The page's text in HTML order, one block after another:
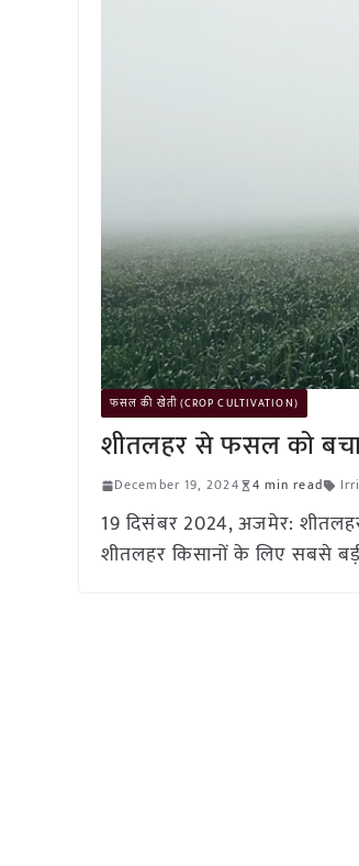
फसल की खेती (CROP CULTIVATION)
शीतलहर से फसल को
December 19, 2024 4 min read
19 दिसंबर 2024, अजमेर:
शीतलहर किसानों के लिए सबसे